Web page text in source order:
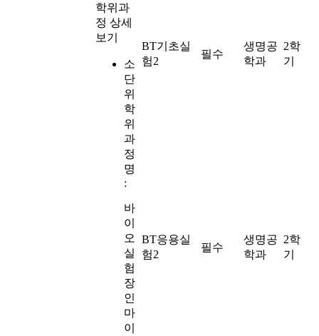
학위과
정 상세
보기
소
단
위
학
위
과
정
명
:
바
이
오
실
험
장
인
마
이
BT기초실
험2
필수
생명공
학과
2학
기
BT응용실
험2
필수
생명공
학과
2학
기